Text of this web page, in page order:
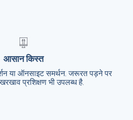
आसान किस्त
या ऑनसाइट समर्थन. जरूरत पड़ने पर
प्रशिक्षण भी उपलब्ध है.
आसान किस्त
या ऑनसाइट समर्थन. जरूरत
रखरखाव प्रशिक्षण भी उपलब्ध है.